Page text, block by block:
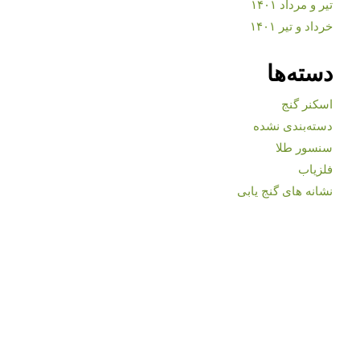
تیر و مرداد ۱۴۰۱
خرداد و تیر ۱۴۰۱
دسته‌ها
اسکنر گنج
دسته‌بندی نشده
سنسور طلا
فلزیاب
نشانه های گنج یابی